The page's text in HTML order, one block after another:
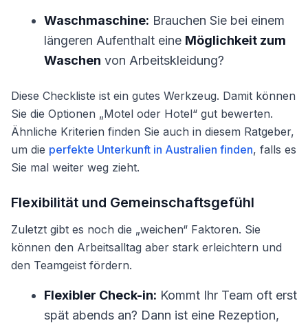
Waschmaschine: Brauchen Sie bei einem
längeren Aufenthalt eine Möglichkeit zum
Waschen von Arbeitskleidung?
Diese Checkliste ist ein gutes Werkzeug. Damit können
Sie die Optionen „Motel oder Hotel“ gut bewerten.
Ähnliche Kriterien finden Sie auch in diesem Ratgeber,
um die perfekte Unterkunft in Australien finden, falls es
Sie mal weiter weg zieht.
Flexibilität und Gemeinschaftsgefühl
Zuletzt gibt es noch die „weichen“ Faktoren. Sie
können den Arbeitsalltag aber stark erleichtern und
den Teamgeist fördern.
Flexibler Check-in: Kommt Ihr Team oft erst
spät abends an? Dann ist eine Rezeption,